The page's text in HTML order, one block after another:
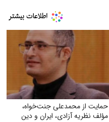
حمایت از محمدعلی جنت‌خواه،
مؤلف نظریه آزادی، ایران و دین